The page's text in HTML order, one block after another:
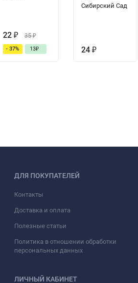
22 ₽ 35₽
- 37% 13₽
Сибирский Сад
24₽
ДЛЯ ПОКУПАТЕЛЕЙ
Контакты
Доставка и оплата
Полезные статьи
Политика в отношении обработки
персональных данных
ЛИЧНЫЙ КАБИНЕТ